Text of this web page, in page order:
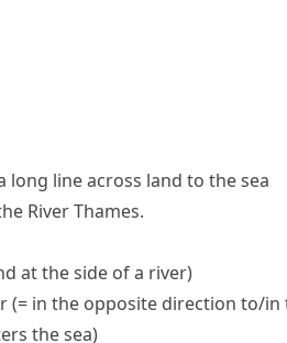
line across land to the sea
River Thames.
at the side of a river)
(= in the opposite direction to/
the sea)